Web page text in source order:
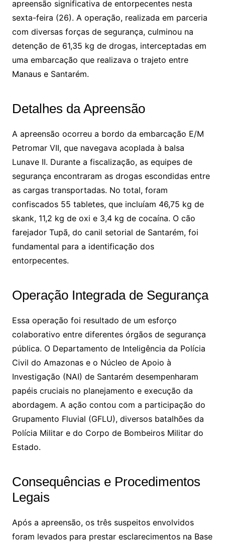
apreensão significativa de entorpecentes nesta
sexta-feira (26). A operação, realizada em parceria
com diversas forças de segurança, culminou na
detenção de 61,35 kg de drogas, interceptadas em
uma embarcação que realizava o trajeto entre
Manaus e Santarém.
Detalhes da Apreensão
A apreensão ocorreu a bordo da embarcação E/M
Petromar VII, que navegava acoplada à balsa
Lunave II. Durante a fiscalização, as equipes de
segurança encontraram as drogas escondidas entre
as cargas transportadas. No total, foram
confiscados 55 tabletes, que incluíam 46,75 kg de
skank, 11,2 kg de oxi e 3,4 kg de cocaína. O cão
farejador Tupã, do canil setorial de Santarém, foi
fundamental para a identificação dos
entorpecentes.
Operação Integrada de Segurança
Essa operação foi resultado de um esforço
colaborativo entre diferentes órgãos de segurança
pública. O Departamento de Inteligência da Polícia
Civil do Amazonas e o Núcleo de Apoio à
Investigação (NAI) de Santarém desempenharam
papéis cruciais no planejamento e execução da
abordagem. A ação contou com a participação do
Grupamento Fluvial (GFLU), diversos batalhões da
Polícia Militar e do Corpo de Bombeiros Militar do
Estado.
Consequências e Procedimentos
Legais
Após a apreensão, os três suspeitos envolvidos
foram levados para prestar esclarecimentos na Base